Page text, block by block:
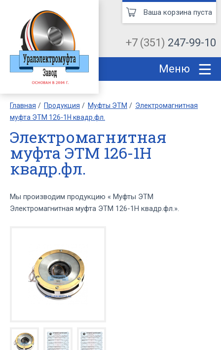
+7 (351) 247-99-10
Ваша корзина пуста
Меню
Главная Продукция Муфты ЭТМ
Электромагнитная
муфта ЭТМ 126-1Н квадр.фл.
Электромагнитная
муфта ЭТМ 126-1Н
квадр.фл.
Мы производим продукцию « Муфты ЭТМ
Электромагнитная муфта ЭТМ 126-1Н квадр.фл.».